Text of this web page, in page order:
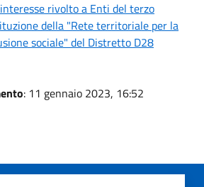
rivolto a Enti del terzo
della "Rete territoriale per la
sociale" del Distretto D28
: 11 gennaio 2023, 16:52